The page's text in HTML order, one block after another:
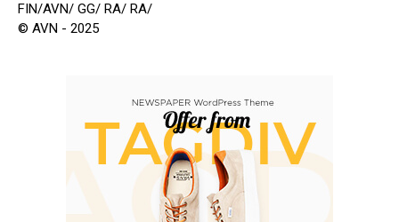
FIN/AVN/ GG/ RA/ RA/
© AVN - 2025